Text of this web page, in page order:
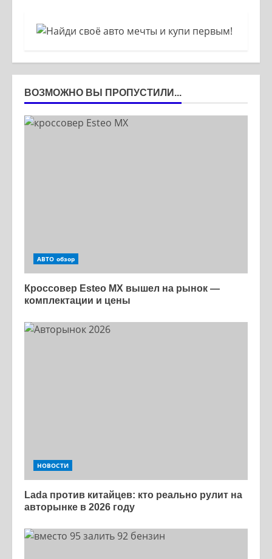
ВОЗМОЖНО ВЫ ПРОПУСТИЛИ...
АВТО обзор
Кроссовер Esteo MX вышел на рынок —
комплектации и цены
НОВОСТИ
Lada против китайцев: кто реально рулит на
авторынке в 2026 году